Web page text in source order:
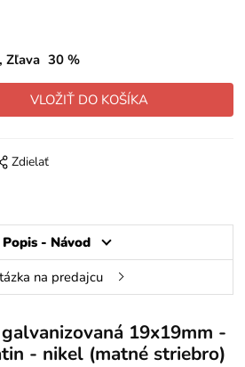
Zľava 30 %
Zdielať
Popis - Návod
na predajcu
19x19mm -
- nikel (matné striebro)